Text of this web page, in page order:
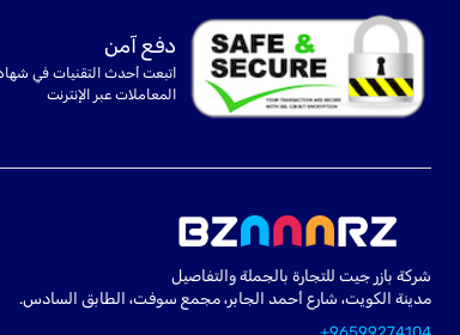
دفع آمن
المعاملات عبر الإنترنت
شركة بازر جيت للتجارة بالجملة والتفاصيل
مدينة الكويت، شارع أحمد الجابر، مجمع سوفت، الطابق السادس.